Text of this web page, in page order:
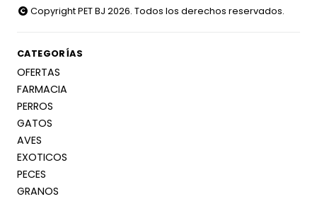
Copyright PET BJ 2026. Todos los derechos reservados.
CATEGORÍAS
OFERTAS
FARMACIA
PERROS
GATOS
AVES
EXOTICOS
PECES
GRANOS